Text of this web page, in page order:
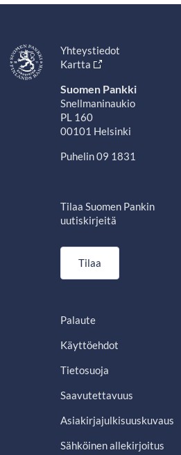
Yhteystiedot
Kartta
Suomen Pankki
Snellmaninaukio
PL 160
00101 Helsinki
Puhelin 09 1831
Tilaa Suomen Pankin
uutiskirjeitä
Tilaa
Palaute
Käyttöehdot
Tietosuoja
Saavutettavuus
Asiakirjajulkisuuskuvaus
Sähköinen allekirjoitus